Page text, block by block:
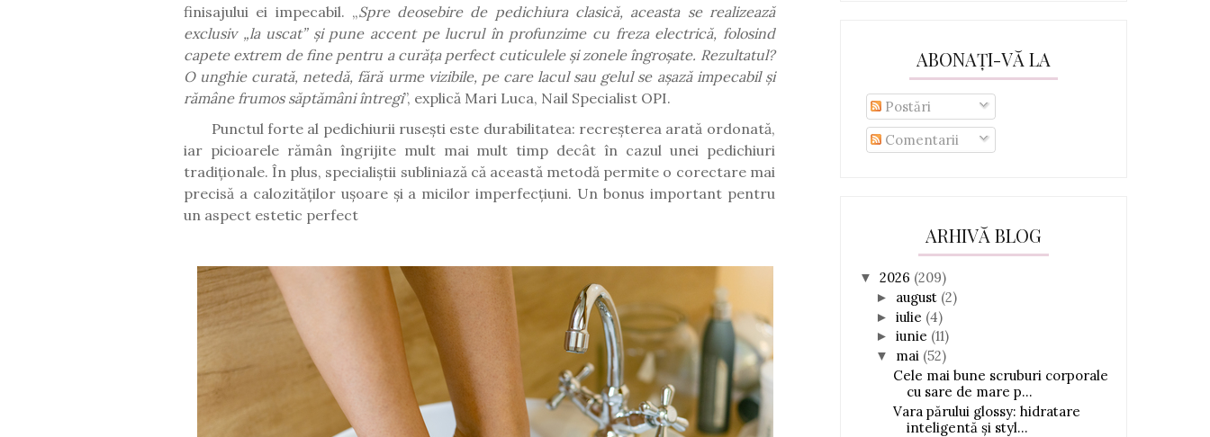
finisajului ei impecabil. „Spre deosebire de pedichiura clasică, aceasta se realizează
exclusiv „la uscat” și pune accent pe lucrul în profunzime cu freza electrică, folosind
capete extrem de fine pentru a curăța perfect cuticulele și zonele îngroșate. Rezultatul?
O unghie curată, netedă, fără urme vizibile, pe care lacul sau gelul se așază impecabil și
rămâne frumos săptămâni întregi”, explică Mari Luca, Nail Specialist OPI.
Punctul forte al pedichiurii rusești este durabilitatea: recreșterea arată ordonată,
iar picioarele rămân îngrijite mult mai mult timp decât în cazul unei pedichiuri
tradiționale. În plus, specialiștii subliniază că această metodă permite o corectare mai
precisă a calozităților ușoare și a micilor imperfecțiuni. Un bonus important pentru
un aspect estetic perfect
ABONAȚI-VĂ LA
Postări
Comentarii
ARHIVĂ BLOG
▼ 2026 (209)
► august (2)
► iulie (4)
► iunie (11)
▼ mai (52)
Cele mai bune scruburi corporale
cu sare de mare p...
Vara părului glossy: hidratare
inteligentă și styl...